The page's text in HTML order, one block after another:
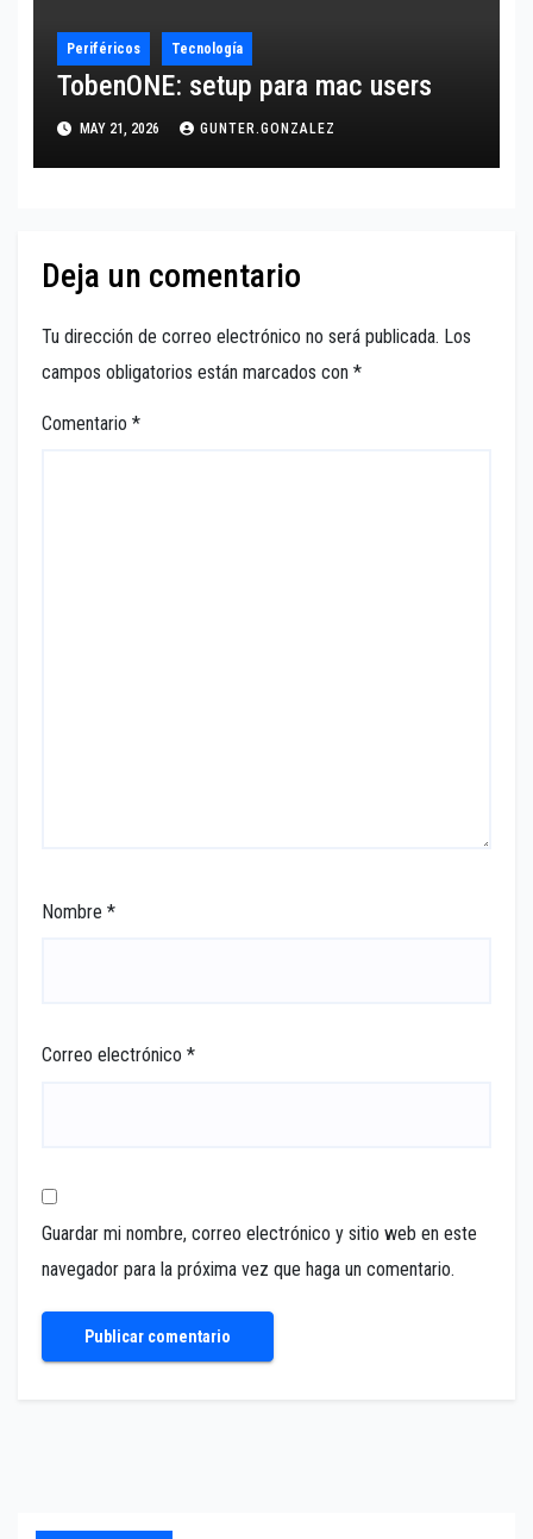
Periféricos Tecnología
TobenONE: setup para mac users
MAY 21, 2026 GUNTER.GONZALEZ
Deja un comentario
Tu dirección de correo electrónico no será publicada. Los
campos obligatorios están marcados con *
Comentario *
Nombre *
Correo electrónico *
Guardar mi nombre, correo electrónico y sitio web en este
navegador para la próxima vez que haga un comentario.